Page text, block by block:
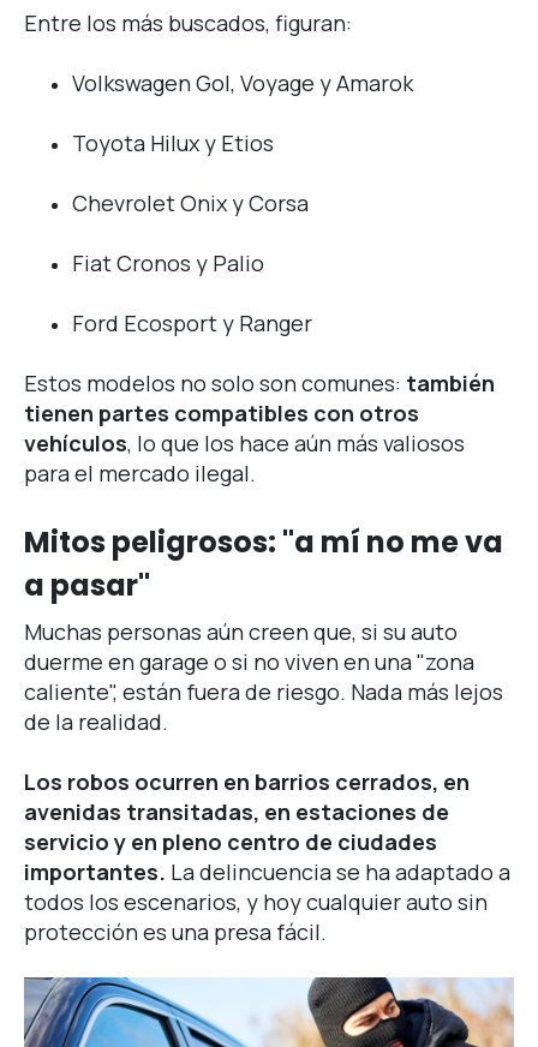
Entre los más buscados, figuran:
Volkswagen Gol, Voyage y Amarok
Toyota Hilux y Etios
Chevrolet Onix y Corsa
Fiat Cronos y Palio
Ford Ecosport y Ranger
Estos modelos no solo son comunes: también
tienen partes compatibles con otros
vehículos, lo que los hace aún más valiosos
para el mercado ilegal.
Mitos peligrosos: "a mí no me va
a pasar"
Muchas personas aún creen que, si su auto
duerme en garage o si no viven en una "zona
caliente", están fuera de riesgo. Nada más lejos
de la realidad.
Los robos ocurren en barrios cerrados, en
avenidas transitadas, en estaciones de
servicio y en pleno centro de ciudades
importantes. La delincuencia se ha adaptado a
todos los escenarios, y hoy cualquier auto sin
protección es una presa fácil.